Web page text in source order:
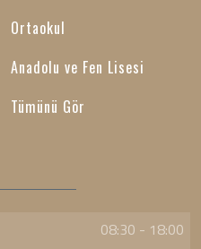
Ortaokul
Anadolu ve Fen Lisesi
Tümünü Gör
08:30 - 18:00